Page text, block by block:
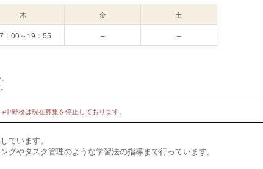
木 金
土
：00～19：55 – –
※中野校は現在募集を停止しております。
ています。
やタスク管理のような学習法の指導まで行っています。